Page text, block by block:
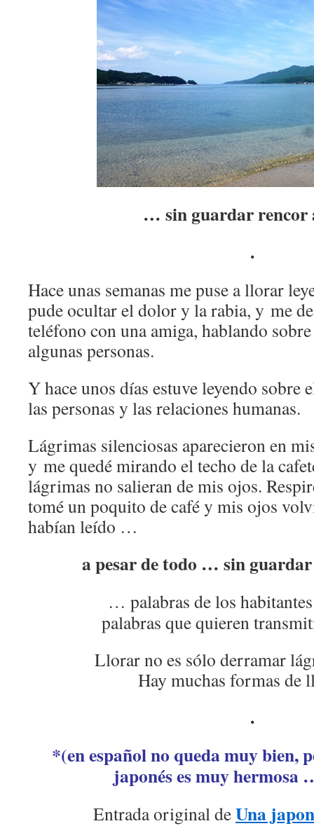
… sin guardar rencor
.
Hace unas semanas me puse a llorar
pude ocultar el dolor y la rabia, y me
teléfono con una amiga, hablando
algunas personas.
Y hace unos días estuve leyendo sobre
las personas y las relaciones humanas.
Lágrimas silenciosas aparecieron en
y me quedé mirando el techo de la
lágrimas no salieran de mis ojos.
tomé un poquito de café y mis ojos
habían leído …
a pesar de todo … sin
… palabras de los
palabras que quieren
Llorar no es sólo derramar
Hay muchas formas
.
*(en español no queda muy bien,
japonés es muy
Entrada original deUna